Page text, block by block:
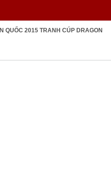
QUỐC 2015 TRANH CÚP DRAGON